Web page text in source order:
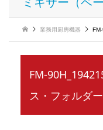
業務用厨房機器 FM-
FM-
ス・フォルダ